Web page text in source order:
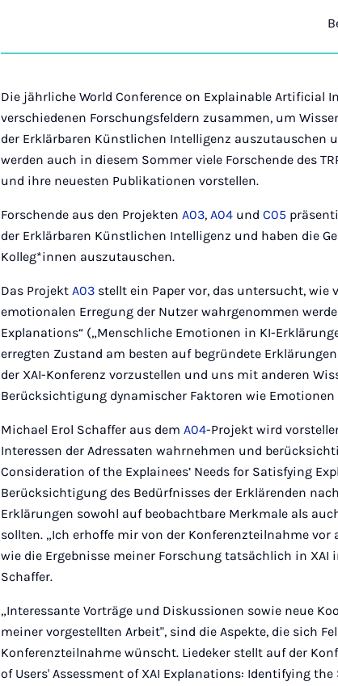
Die jährliche World Conference on Explainable Artificial
verschiedenen Forschungsfeldern zusammen, um
der Erklärbaren Künstlichen Intelligenz auszutauschen
werden auch in diesem Sommer viele Forschende des
und ihre neuesten Publikationen vorstellen.
Forschende aus den ProjektenA03,A04 undC05
der Erklärbaren Künstlichen Intelligenz und haben die
Kolleg*innen auszutauschen.
Das ProjektA03 stellt ein Paper vor, das untersucht, wie
emotionalen Erregung der Nutzer wahrgenommen
Explanations“ („Menschliche Emotionen in KI-
erregten Zustand am besten auf begründete
der XAI-Konferenz vorzustellen und uns mit anderen
Berücksichtigung dynamischer Faktoren wie Emotionen
Michael Erol Schaffer aus demA04-Projekt wird
Interessen der Adressaten wahrnehmen und
Consideration of the Explainees’ Needs for Satisfying
Berücksichtigung des Bedürfnisses der Erklärenden
Erklärungen sowohl auf beobachtbare Merkmale als
sollten. „Ich erhoffe mir von der Konferenzteilnahme
wie die Ergebnisse meiner Forschung tatsächlich in
Schaffer.
„Interessante Vorträge und Diskussionen sowie neue
meiner vorgestellten Arbeit", sind die Aspekte, die sich
Konferenzteilnahme wünscht. Liedeker stellt auf der
of Users' Assessment of XAI Explanations: Identifying